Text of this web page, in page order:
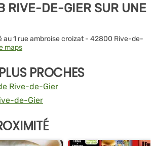
RIVE-DE-GIER SUR UNE
au 1 rue ambroise croizat - 42800 Rive-de-
maps
PROCHES
Rive-de-Gier
de-Gier